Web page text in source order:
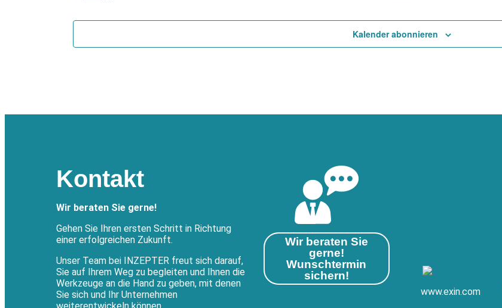
Kalender abonnieren
Kontakt
Wir beraten Sie gerne!
Gehen Sie Ihren ersten Schritt in Richtung
einer erfolgreichen Zukunft.
Unser Team bei INZEPTER freut sich darauf,
Sie auf Ihrem Weg zu begleiten und Ihnen die
Werkzeuge an die Hand zu geben, mit denen
Sie sich und Ihr Unternehmen
Wir beraten Sie
gerne!
Wunschtermin
sichern!
www.exin.com